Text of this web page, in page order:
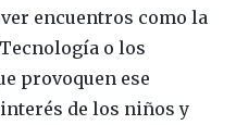
encuentros como la
o los
provoquen ese
de los niños y